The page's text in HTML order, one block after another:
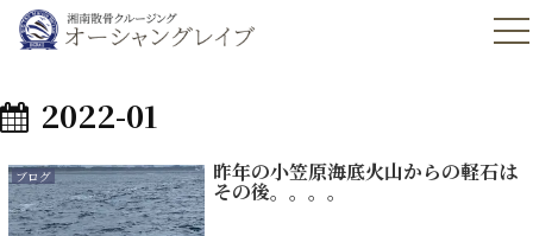
2022-01
ブログ 昨年の小笠原海底火山からの軽石は
その後。。。。